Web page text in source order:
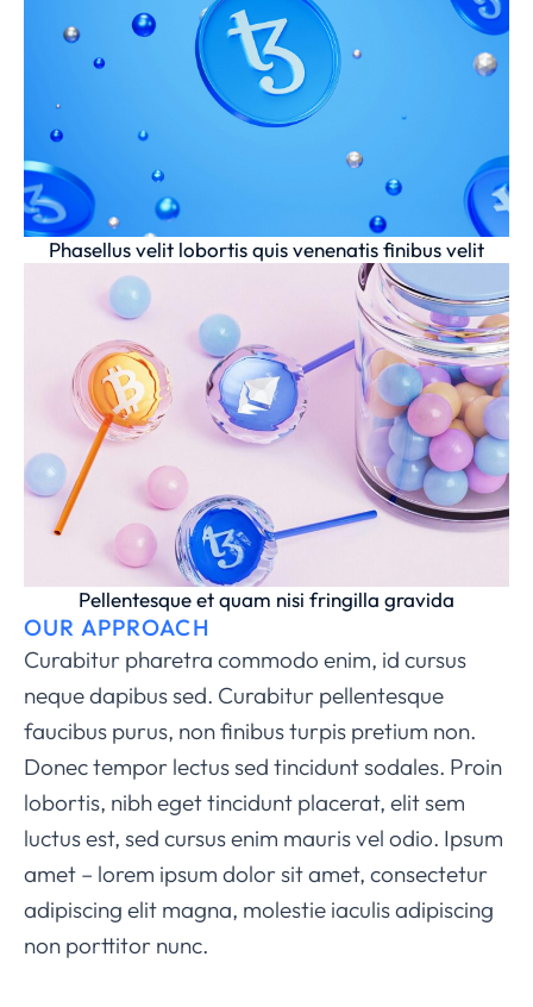
Phasellus velit lobortis quis venenatis finibus velit
Pellentesque et quam nisi fringilla gravida
OUR APPROACH
Curabitur pharetra commodo enim, id cursus
neque dapibus sed. Curabitur pellentesque
faucibus purus, non finibus turpis pretium non.
Donec tempor lectus sed tincidunt sodales. Proin
lobortis, nibh eget tincidunt placerat, elit sem
luctus est, sed cursus enim mauris vel odio. Ipsum
amet – lorem ipsum dolor sit amet, consectetur
adipiscing elit magna, molestie iaculis adipiscing
non porttitor nunc.